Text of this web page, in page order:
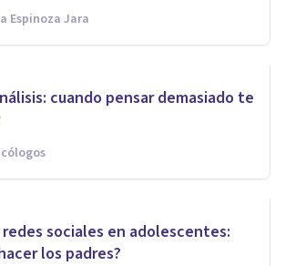
Espinoza Jara
cuando pensar demasiado te
sociales en adolescentes:
los padres?